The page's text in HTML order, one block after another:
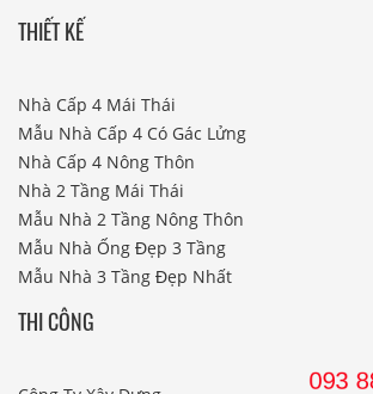
THIẾT KẾ
Nhà Cấp 4 Mái Thái
Mẫu Nhà Cấp 4 Có Gác Lửng
Nhà Cấp 4 Nông Thôn
Nhà 2 Tầng Mái Thái
Mẫu Nhà 2 Tầng Nông Thôn
Mẫu Nhà Ống Đẹp 3 Tầng
Mẫu Nhà 3 Tầng Đẹp Nhất
THI CÔNG